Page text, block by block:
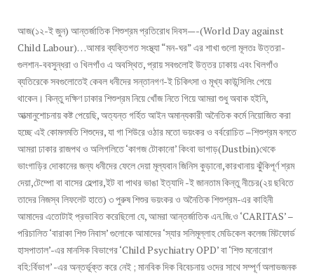
আজ(১২-ই জুন) আন্তর্জাতিক শিশুশ্রম প্রতিরোধ দিবস—-(World Day against
Child Labour)…আমার ব্যক্তিগত সংস্থ্যা “মন-ঘর” এর শাখা গুলো মূলতঃ উত্তরা-
গুলশান-ববসুন্ধরা ও খিলগাঁও এ অবস্থিত, প্রায় সবগুলোই উত্তর ঢাকায় এবং খিলগাঁও
ব্যতিরেকে সবগুলোতেই কেবল ধনীদের সন্তানগণ-ই চিকিৎসা ও মূখ্য কাউন্সিলিং পেয়ে
থাকেন। কিন্তু দক্ষিণ ঢাকার শিশুশ্রম নিয়ে খোঁজ নিতে গিয়ে আমরা শুধু অবাক হইনি,
আত্মানুশোচনায় কষ্ট পেয়েছি, অত্যন্ত গর্হিত আইন অমান্যকারী অনৈতিক কর্মে নিয়োজিত করা
হচ্ছে এই কোমলমতি শিশুদের, যা গা শিউরে ওঠার মতো ভয়ংকর ও বর্বরোচিত –শিশুশ্রম বলতে
আমরা ঢাকার রাজপথ ও অলিগলিতে ‘কাগজ টোকানো’ কিংবা ভাগাড়(Dustbin)থেকে
ভাংগাড়ির দোকানের জন্য ধনীদের ফেলে দেয়া মূল্যবান জিনিস কুড়ানো,কারখানায় ঝুঁকিপূর্ণ শ্রম
দেয়া,টেম্পো বা বাসের হেল্পার,ইট বা পাথর ভাঙা ইত্যাদি -ই জানতাম কিন্তু নীচের(২য় ছবিতে
তাদের নিজস্ব লিফলেট হাতে) ৩ পুরুষ শিশুর ভয়ংকর ও অনৈতিক শিশুশ্রম-এর কাহিনী
আমাদের এতোটাই প্রভাবিত করেছিলো যে, আমরা আন্তর্জাতিক এন.জি.ও ‘CARITAS’ –
পরিচালিত ‘বারাকা শিশু নিবাস’ গুলোকে আমাদের ‘স্যার সলিমূল্লাহ মেডিকেল কলেজ মিটফোর্ড
হাসপাতাল’-এর মানসিক বিভাগের ‘Child Psychiatry OPD’ বা ‘শিশু মনোরোগ
বহি:র্বিভাগ’ -এর অন্তর্ভূক্ত করে নেই ; মানবিক দিক বিবেচনায় ওদের সাথে সম্পূর্ণ অলাভজনক